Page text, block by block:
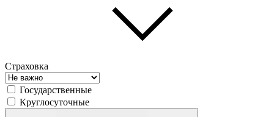
Страховка
Государственные
Круглосуточные